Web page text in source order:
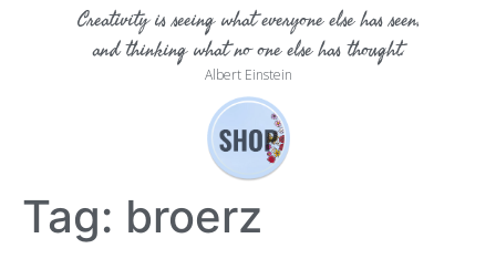
Creativity is seeing what everyone else has seen,
and thinking what no one else has thought.
Albert Einstein
Tag: broerz